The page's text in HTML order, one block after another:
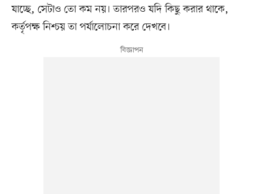
যাচ্ছে, সেটাও তো কম নয়। তারপরও যদি কিছু করার থাকে,
কর্তৃপক্ষ নিশ্চয় তা পর্যালোচনা করে দেখবে।